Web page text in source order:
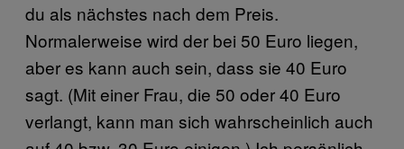
du als nächstes nach dem Preis.
Normalerweise wird der bei 50 Euro liegen,
aber es kann auch sein, dass sie 40 Euro
sagt. (Mit einer Frau, die 50 oder 40 Euro
verlangt, kann man sich wahrscheinlich auch